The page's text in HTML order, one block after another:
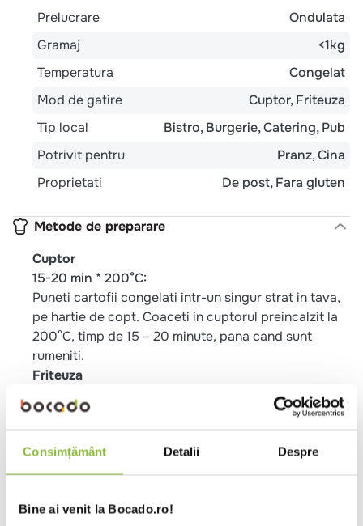
Consimțământ Detalii Despre
Bine ai venit la Bocado.ro!
Prelucrare
Ondulata
Gramaj
<1kg
Temperatura
Congelat
Mod de gatire
Cuptor Friteuza
Tip local
Bistro Burgerie Catering Pub
Potrivit pentru
Pranz Cina
Proprietati
De post Fara gluten
Metode de preparare
Cuptor
15-20 min * 200°C:
Puneti cartofii congelati intr-un singur strat in tava,
pe hartie de copt. Coaceti in cuptorul preincalzit la
200°C, timp de 15 – 20 minute, pana cand sunt
rumeniti.
Friteuza
Prajiti cartofii congelati timp de 2 -3 minute in uleiul
Ingrediente
Cartofi 87%, condimente 8% [sare, amidon